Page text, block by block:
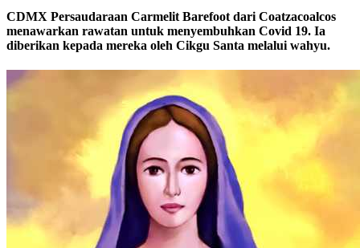
CDMX Persaudaraan Carmelit Barefoot dari Coatzacoalcos
menawarkan rawatan untuk menyembuhkan Covid 19. Ia
diberikan kepada mereka oleh Cikgu Santa melalui wahyu.